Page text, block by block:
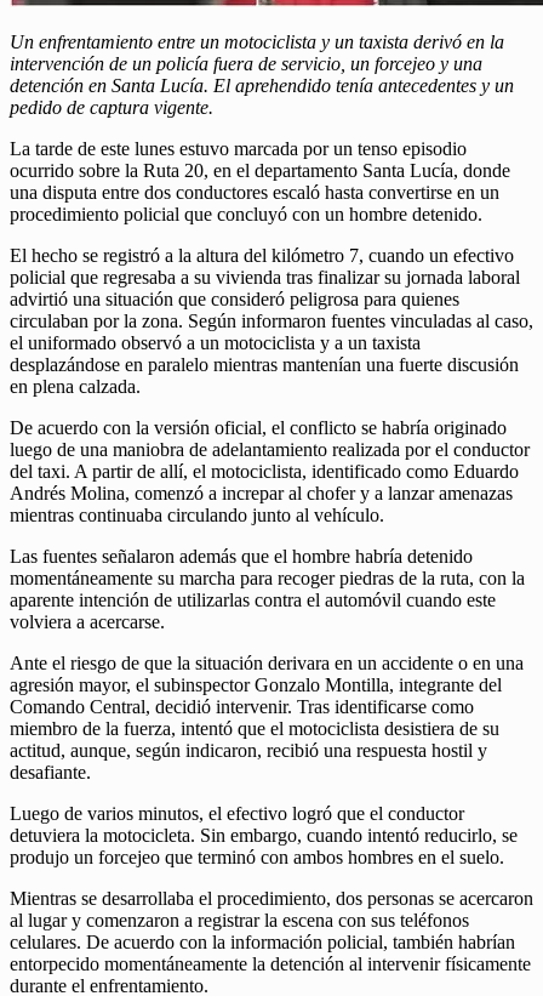
Un enfrentamiento entre un motociclista y un taxista derivó en la
intervención de un policía fuera de servicio, un forcejeo y una
detención en Santa Lucía. El aprehendido tenía antecedentes y un
pedido de captura vigente.
La tarde de este lunes estuvo marcada por un tenso episodio
ocurrido sobre la Ruta 20, en el departamento Santa Lucía, donde
una disputa entre dos conductores escaló hasta convertirse en un
procedimiento policial que concluyó con un hombre detenido.
El hecho se registró a la altura del kilómetro 7, cuando un efectivo
policial que regresaba a su vivienda tras finalizar su jornada laboral
advirtió una situación que consideró peligrosa para quienes
circulaban por la zona. Según informaron fuentes vinculadas al caso,
el uniformado observó a un motociclista y a un taxista
desplazándose en paralelo mientras mantenían una fuerte discusión
en plena calzada.
De acuerdo con la versión oficial, el conflicto se habría originado
luego de una maniobra de adelantamiento realizada por el conductor
del taxi. A partir de allí, el motociclista, identificado como Eduardo
Andrés Molina, comenzó a increpar al chofer y a lanzar amenazas
mientras continuaba circulando junto al vehículo.
Las fuentes señalaron además que el hombre habría detenido
momentáneamente su marcha para recoger piedras de la ruta, con la
aparente intención de utilizarlas contra el automóvil cuando este
volviera a acercarse.
Ante el riesgo de que la situación derivara en un accidente o en una
agresión mayor, el subinspector Gonzalo Montilla, integrante del
Comando Central, decidió intervenir. Tras identificarse como
miembro de la fuerza, intentó que el motociclista desistiera de su
actitud, aunque, según indicaron, recibió una respuesta hostil y
desafiante.
Luego de varios minutos, el efectivo logró que el conductor
detuviera la motocicleta. Sin embargo, cuando intentó reducirlo, se
produjo un forcejeo que terminó con ambos hombres en el suelo.
Mientras se desarrollaba el procedimiento, dos personas se acercaron
al lugar y comenzaron a registrar la escena con sus teléfonos
celulares. De acuerdo con la información policial, también habrían
entorpecido momentáneamente la detención al intervenir físicamente
durante el enfrentamiento.